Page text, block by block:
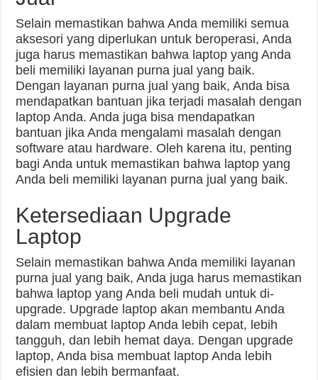
Selain memastikan bahwa Anda memiliki semua
aksesori yang diperlukan untuk beroperasi, Anda
juga harus memastikan bahwa laptop yang Anda
beli memiliki layanan purna jual yang baik.
Dengan layanan purna jual yang baik, Anda bisa
mendapatkan bantuan jika terjadi masalah dengan
laptop Anda. Anda juga bisa mendapatkan
bantuan jika Anda mengalami masalah dengan
software atau hardware. Oleh karena itu, penting
bagi Anda untuk memastikan bahwa laptop yang
Anda beli memiliki layanan purna jual yang baik.
Ketersediaan Upgrade
Laptop
Selain memastikan bahwa Anda memiliki layanan
purna jual yang baik, Anda juga harus memastikan
bahwa laptop yang Anda beli mudah untuk di-
upgrade. Upgrade laptop akan membantu Anda
dalam membuat laptop Anda lebih cepat, lebih
tangguh, dan lebih hemat daya. Dengan upgrade
laptop, Anda bisa membuat laptop Anda lebih
efisien dan lebih bermanfaat.